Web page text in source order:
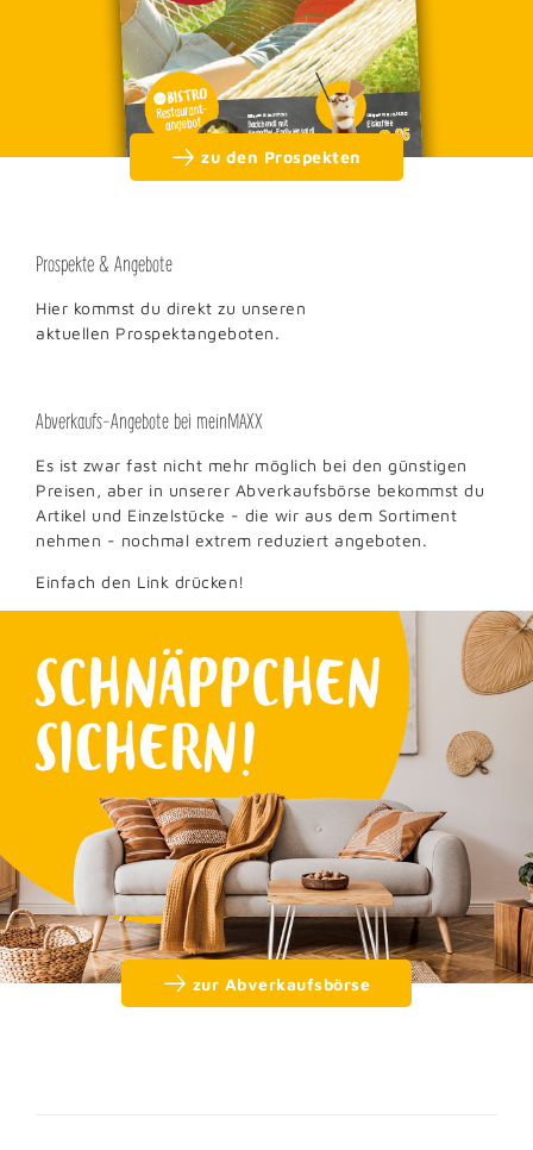
zu den Prospekten
Prospekte & Angebote
Hier kommst du direkt zu unseren
aktuellen Prospektangeboten.
Abverkaufs-Angebote bei meinMAXX
Es ist zwar fast nicht mehr möglich bei den günstigen
Preisen, aber in unserer Abverkaufsbörse bekommst du
Artikel und Einzelstücke - die wir aus dem Sortiment
nehmen - nochmal extrem reduziert angeboten.
Einfach den Link drücken!
zur Abverkaufsbörse